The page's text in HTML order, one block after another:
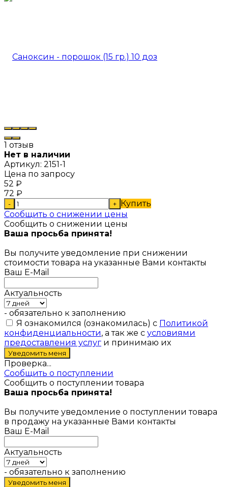
1 отзыв
Нет в наличии
Артикул: 2151-1
Цена по запросу
52 ₽
72 ₽
- + Купить
Сообщить о снижении цены
Сообщить о снижении цены
Ваша просьба принята!
Вы получите уведомление при снижении
стоимости товара на указанные Вами контакты
Ваш E-Mail
Актуальность
- обязательно к заполнению
Я ознакомился (ознакомилась) с Политикой
конфиденциальности, а так же с условиями
предоставления услуг и принимаю их
Проверка...
Сообщить о поступлении
Сообщить о поступлении товара
Ваша просьба принята!
Вы получите уведомление о поступлении товара
в продажу на указанные Вами контакты
Ваш E-Mail
Актуальность
- обязательно к заполнению